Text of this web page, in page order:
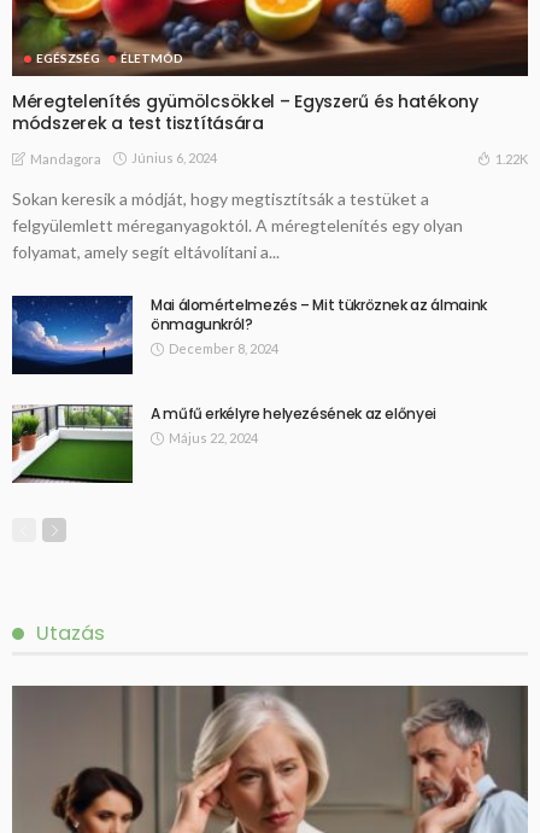
EGÉSZSÉG ÉLETMÓD
Méregtelenítés gyümölcsökkel – Egyszerű és hatékony
módszerek a test tisztítására
Mandagora Június 6, 2024 1.22K
Sokan keresik a módját, hogy megtisztítsák a testüket a
felgyülemlett méreganyagoktól. A méregtelenítés egy olyan
folyamat, amely segít eltávolítani a...
Mai álomértelmezés – Mit tükröznek az álmaink
önmagunkról?
December 8, 2024
A műfű erkélyre helyezésének az előnyei
Május 22, 2024
Utazás